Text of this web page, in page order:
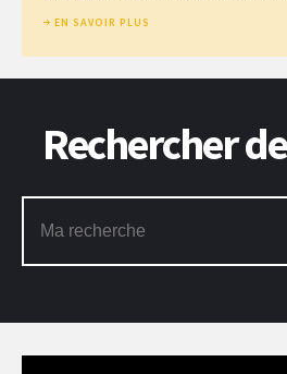
EN SAVOIR PLUS
Rechercher